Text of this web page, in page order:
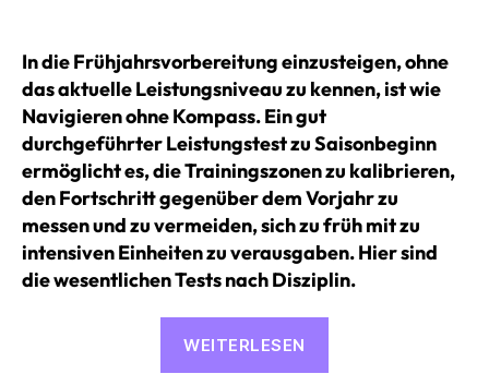
In die Frühjahrsvorbereitung einzusteigen, ohne
das aktuelle Leistungsniveau zu kennen, ist wie
Navigieren ohne Kompass. Ein gut
durchgeführter Leistungstest zu Saisonbeginn
ermöglicht es, die Trainingszonen zu kalibrieren,
den Fortschritt gegenüber dem Vorjahr zu
messen und zu vermeiden, sich zu früh mit zu
intensiven Einheiten zu verausgaben. Hier sind
die wesentlichen Tests nach Disziplin.
WEITERLESEN